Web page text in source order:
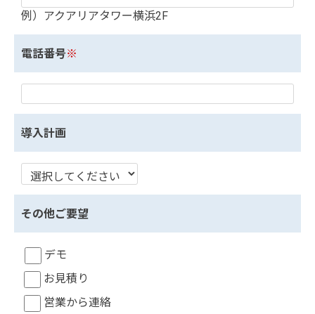
例）アクアリアタワー横浜2F
電話番号※
導入計画
その他ご要望
デモ
お見積り
営業から連絡